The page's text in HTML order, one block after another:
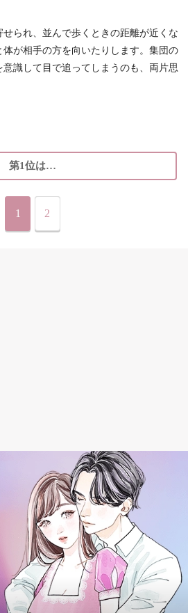
られ、並んで歩くときの距離が近くな
体が相手の方を向いたりします。集団の
識して目で追ってしまうのも、両片思
第1位は…
1 2